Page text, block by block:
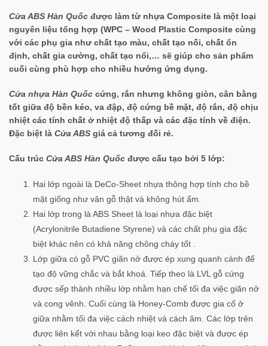
Cửa ABS Hàn Quốc được làm từ nhựa Composite là một loại
nguyên liệu tổng hợp (WPC – Wood Plastic Composite cùng
với các phụ gia như chất tạo màu, chất tạo nối, chất ổn
định, chất gia cường, chất tạo nổi,… sẽ giúp cho sản phẩm
cuối cùng phù hợp cho nhiều hướng ứng dụng.
Cửa nhựa Hàn Quốc cứng, rắn nhưng không giòn, cân bằng
tốt giữa độ bền kéo, va đập, độ cứng bề mặt, độ rắn, độ chịu
nhiệt các tính chất ở nhiệt độ thấp và các đặc tính về điện.
Đặc biệt là Cửa ABS giá cả tương đối rẻ.
Cấu trúc Cửa ABS Hàn Quốc được cấu tạo bởi 5 lớp:
Hai lớp ngoài là DeCo-Sheet nhựa thông hợp tính cho bề
mặt giống như vân gỗ thật và không hút ẩm.
Hai lớp trong là ABS Sheet là loại nhựa đặc biệt
(Acrylonitrile Butadiene Styrene) và các chất phụ gia đặc
biệt khác nên có khả năng chông cháy tốt .
Lớp giữa có gỗ PVC giãn nở được ép xung quanh cánh để
tạo độ vững chắc và bắt khoá. Tiếp theo là LVL gỗ cứng
được sếp thành nhiều lớp nhằm hạn chế tối đa việc giãn nở
và cong vênh. Cuối cùng là Honey-Comb được gia cố ở
giữa nhằm tối đa việc cách nhiệt và cách âm. Các lớp trên
được liên kết với nhau bằng loại keo đặc biệt và được ép